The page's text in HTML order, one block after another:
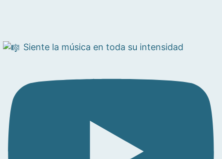
Siente la música en toda su intensidad